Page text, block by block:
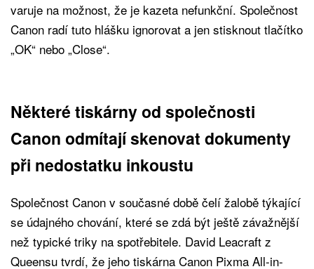
varuje na možnost, že je kazeta nefunkční. Společnost
Canon radí tuto hlášku ignorovat a jen stisknout tlačítko
„OK“ nebo „Close“.
Některé tiskárny od společnosti
Canon odmítají skenovat dokumenty
při nedostatku inkoustu
Společnost Canon v současné době čelí žalobě týkající
se údajného chování, které se zdá být ještě závažnější
než typické triky na spotřebitele. David Leacraft z
Queensu tvrdí, že jeho tiskárna Canon Pixma All-in-